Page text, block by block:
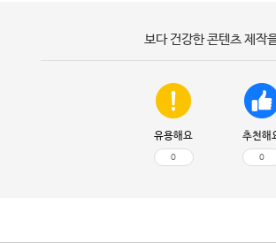
보다 건강한 콘텐츠 제작
유용해요
0
추천해
0